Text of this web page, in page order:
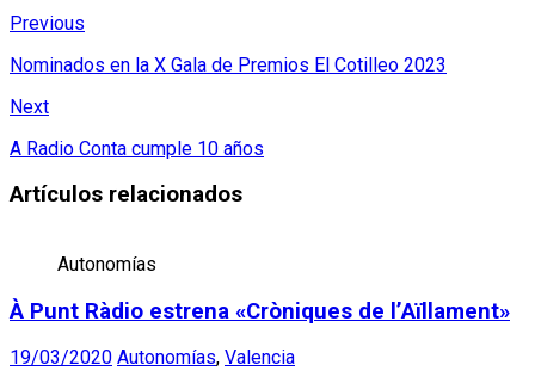
Previous
Nominados en la X Gala de Premios El Cotilleo 2023
Next
A Radio Conta cumple 10 años
Artículos relacionados
Autonomías
À Punt Ràdio estrena «Cròniques de l’Aïllament»
19/03/2020 Autonomías, Valencia